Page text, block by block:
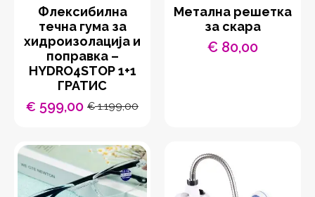
Флексибилна
течна гума за
хидроизолација и
поправка –
HYDRO4STOP 1+1
ГРАТИС
€1.199,00
Original
was:
€ 1.199,00.
€ 599,00Current
is:
€ 599,00.
Метална решетка
за скара
€ 80,00